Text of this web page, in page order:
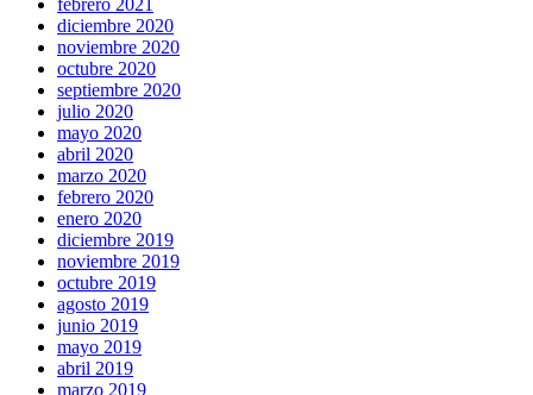
diciembre 2020
noviembre 2020
octubre 2020
septiembre 2020
julio 2020
mayo 2020
abril 2020
marzo 2020
febrero 2020
enero 2020
diciembre 2019
noviembre 2019
octubre 2019
agosto 2019
junio 2019
mayo 2019
abril 2019
marzo 2019